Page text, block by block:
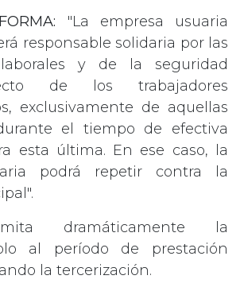
"La empresa usuaria
responsable solidaria por las
y de la seguridad
de los trabajadores
exclusivamente de aquellas
el tiempo de efectiva
esta última. En ese caso, la
podrá repetir contra la
dramáticamente la
al período de prestación
la tercerización.